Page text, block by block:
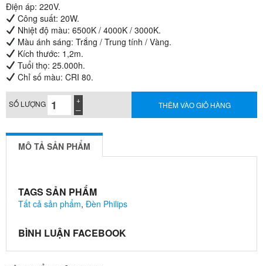
Điện áp: 220V.
Công suất: 20W.
Nhiệt độ màu: 6500K / 4000K / 3000K.
Màu ánh sáng: Trắng / Trung tính / Vàng.
Kích thước: 1,2m.
Tuổi thọ: 25.000h.
Chỉ số màu: CRI 80.
SỐ LƯỢNG THÊM VÀO GIỎ HÀNG
MÔ TẢ SẢN PHẨM
TAGS SẢN PHẨM
Tất cả sản phẩm, Đèn Philips
BÌNH LUẬN FACEBOOK